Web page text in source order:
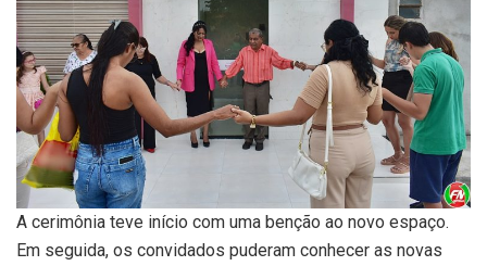
A cerimônia teve início com uma benção ao novo espaço.
Em seguida, os convidados puderam conhecer as novas